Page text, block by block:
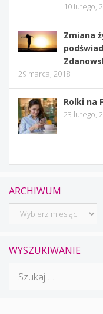
10 lutego,
Zmiana
29 marca, 2018
Rolki na
23 lutego,
ARCHIWUM
Archiwum
WYSZUKIWANIE